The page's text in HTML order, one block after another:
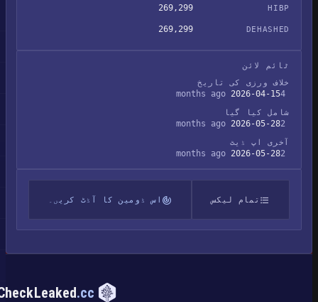
HIBP
269,299
DEHASHED
269,299
ٹائم لائن
خلاف ورزی کی تاریخ
2026-04-15
شامل کیا گیا
2026-05-28
آخری اپ ڈیٹ
2026-05-28
تمام لیکس اس ڈومین کا آڈٹ کریں۔
CheckLeaked.cc